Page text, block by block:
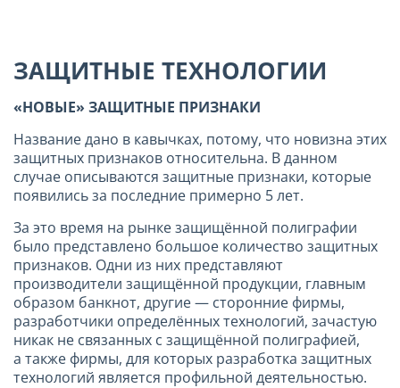
ЗАЩИТНЫЕ ТЕХНОЛОГИИ
«НОВЫЕ» ЗАЩИТНЫЕ ПРИЗНАКИ
Название дано в кавычках, потому, что новизна этих
защитных признаков относительна. В данном
случае описываются защитные признаки, которые
появились за последние примерно 5 лет.
За это время на рынке защищённой полиграфии
было представлено большое количество защитных
признаков. Одни из них представляют
производители защищённой продукции, главным
образом банкнот, другие — сторонние фирмы,
разработчики определённых технологий, зачастую
никак не связанных с защищённой полиграфией,
а также фирмы, для которых разработка защитных
технологий является профильной деятельностью.